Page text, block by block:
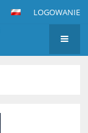
LOGOWANIE